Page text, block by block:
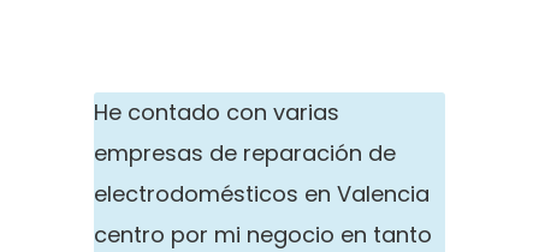
He contado con varias
empresas de reparación de
electrodomésticos en Valencia
centro por mi negocio en tanto